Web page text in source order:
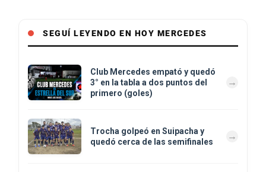
SEGUÍ LEYENDO EN HOY MERCEDES
Club Mercedes empató y quedó
3° en la tabla a dos puntos del
primero (goles)
Trocha golpeó en Suipacha y
quedó cerca de las semifinales